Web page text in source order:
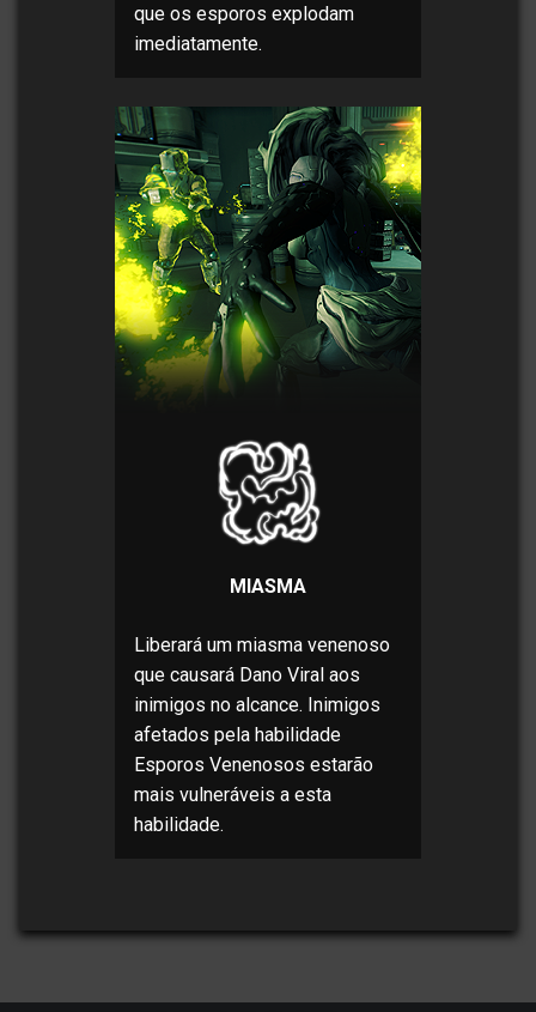
que os esporos explodam
imediatamente.
MIASMA
Liberará um miasma venenoso
que causará Dano Viral aos
inimigos no alcance. Inimigos
afetados pela habilidade
Esporos Venenosos estarão
mais vulneráveis a esta
habilidade.